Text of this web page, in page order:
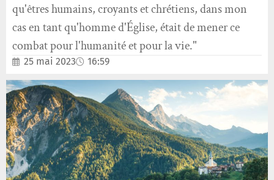
qu'êtres humains, croyants et chrétiens, dans mon
cas en tant qu'homme d'Église, était de mener ce
combat pour l'humanité et pour la vie."
25 mai 2023 16:59